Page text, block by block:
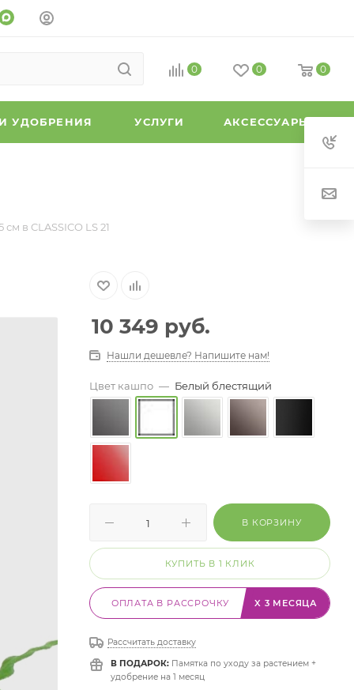
0 0 0
УДОБРЕНИЯ УСЛУГИ АКСЕССУАРЫ
в CLASSICO LS 21
10 349 руб.
Нашли дешевле? Напишите нам!
Цвет кашпо — Белый блестящий
В КОРЗИНУ
КУПИТЬ В 1 КЛИК
ОПЛАТА В РАССРОЧКУ X 3 МЕСЯЦА
Рассчитать доставку
В ПОДАРОК: Памятка по уходу за растением +
удобрение на 1 месяц